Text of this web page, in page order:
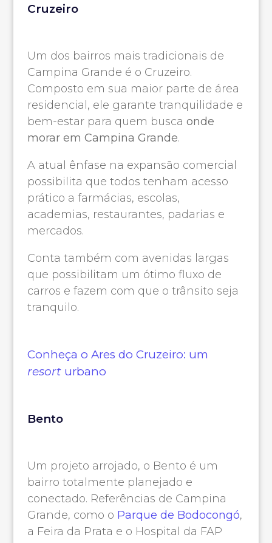
Cruzeiro
Um dos bairros mais tradicionais de
Campina Grande é o Cruzeiro.
Composto em sua maior parte de área
residencial, ele garante tranquilidade e
bem-estar para quem busca onde
morar em Campina Grande.
A atual ênfase na expansão comercial
possibilita que todos tenham acesso
prático a farmácias, escolas,
academias, restaurantes, padarias e
mercados.
Conta também com avenidas largas
que possibilitam um ótimo fluxo de
carros e fazem com que o trânsito seja
tranquilo.
Conheça o Ares do Cruzeiro: um
resort urbano
Bento
Um projeto arrojado, o Bento é um
bairro totalmente planejado e
conectado. Referências de Campina
Grande, como o Parque de Bodocongó,
a Feira da Prata e o Hospital da FAP